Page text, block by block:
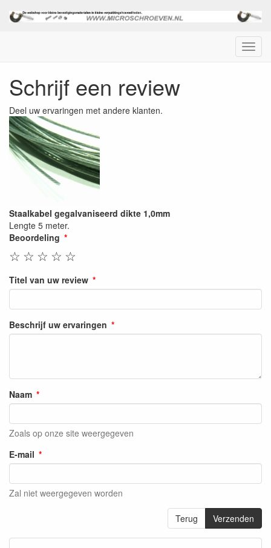
Menu
Schrijf een review
Deel uw ervaringen met andere klanten.
Staalkabel gegalvaniseerd dikte 1,0mm
Lengte 5 meter.
Beoordeling
☆
☆
☆
☆
☆
Titel van uw review
Beschrijf uw ervaringen
Naam
Zoals op onze site weergegeven
E-mail
Zal niet weergegeven worden
Terug Verzenden